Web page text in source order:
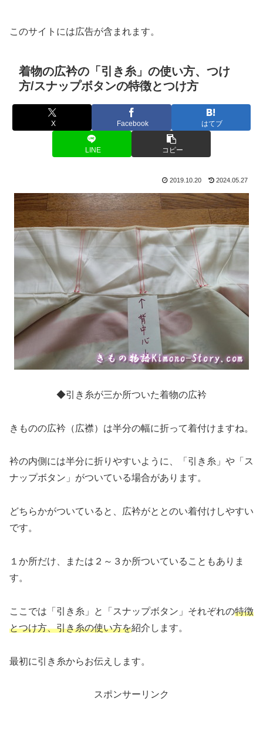
このサイトには広告が含まれます。
着物の広衿の「引き糸」の使い方、つけ
方/スナップボタンの特徴とつけ方
X Facebook はてブ
LINE コピー
2019.10.20 2024.05.27
◆引き糸が三か所ついた着物の広衿
きものの広衿（広襟）は半分の幅に折って着付けますね。
衿の内側には半分に折りやすいように、「引き糸」や「ス
ナップボタン」がついている場合があります。
どちらかがついていると、広衿がととのい着付けしやすい
です。
１か所だけ、または２～３か所ついていることもありま
す。
ここでは「引き糸」と「スナップボタン」それぞれの特徴
とつけ方、引き糸の使い方を紹介します。
最初に引き糸からお伝えします。
スポンサーリンク